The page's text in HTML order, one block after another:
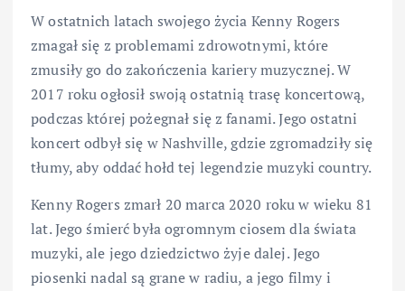
W ostatnich latach swojego życia Kenny Rogers
zmagał się z problemami zdrowotnymi, które
zmusiły go do zakończenia kariery muzycznej. W
2017 roku ogłosił swoją ostatnią trasę koncertową,
podczas której pożegnał się z fanami. Jego ostatni
koncert odbył się w Nashville, gdzie zgromadziły się
tłumy, aby oddać hołd tej legendzie muzyki country.
Kenny Rogers zmarł 20 marca 2020 roku w wieku 81
lat. Jego śmierć była ogromnym ciosem dla świata
muzyki, ale jego dziedzictwo żyje dalej. Jego
piosenki nadal są grane w radiu, a jego filmy i